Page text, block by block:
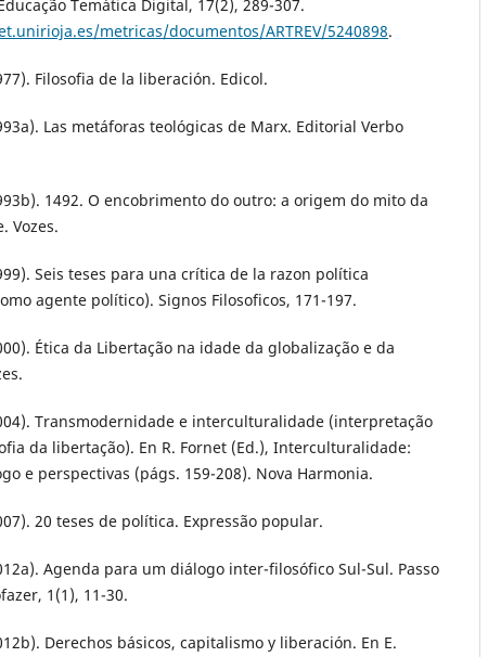
Temática Digital, 17(2), 289-307.
metricas/documentos/ARTREV/5240898.
Filosofia de la liberación. Edicol.
Las metáforas teológicas de Marx. Editorial Verbo
1492. O encobrimento do outro: a origem do mito da
Vozes.
Seis teses para una crítica de la razon política
agente político). Signos Filosoficos, 171-197.
Ética da Libertação na idade da globalização e da
Transmodernidade e interculturalidade (interpretação
da libertação). En R. Fornet (Ed.), Interculturalidade:
e perspectivas (págs. 159-208). Nova Harmonia.
20 teses de política. Expressão popular.
Agenda para um diálogo inter-filosófico Sul-Sul. Passo
1(1), 11-30.
Derechos básicos, capitalismo y liberación. En E.